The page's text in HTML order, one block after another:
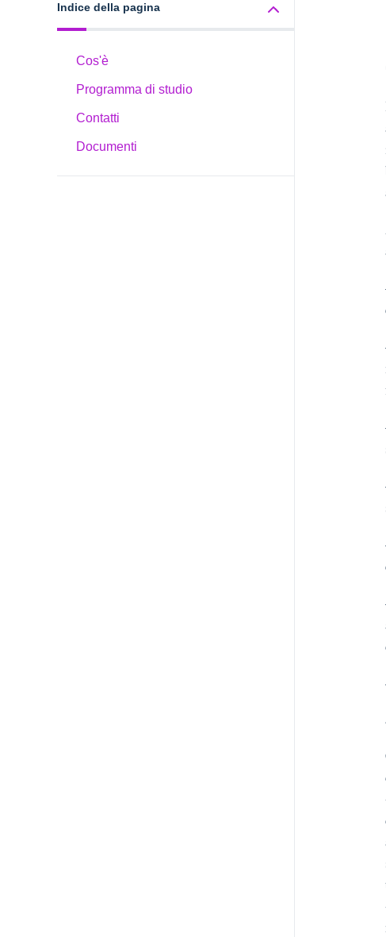
Indice della pagina
Cos'è
Programma di studio
Contatti
Documenti